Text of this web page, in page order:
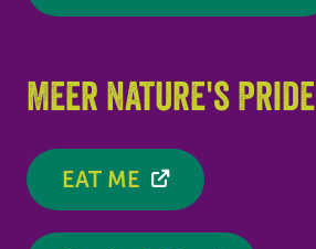
Meer Nature's Pride
EAT ME